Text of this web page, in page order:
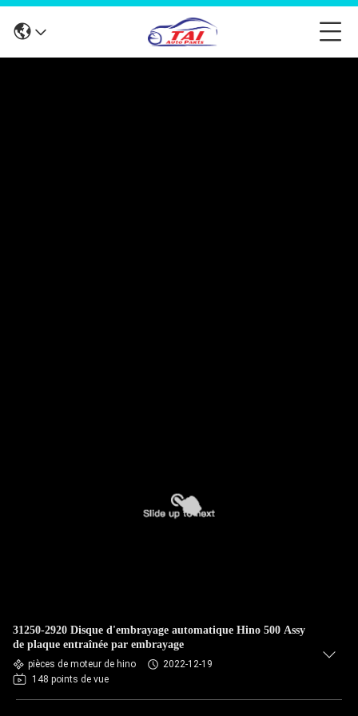
31250-2920 Disque d'embrayage automatique Hino 500 Assy
de plaque entraînée par embrayage
pièces de moteur de hino
2022-12-19
148 points de vue